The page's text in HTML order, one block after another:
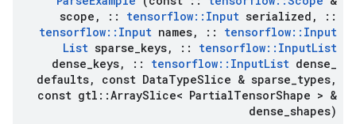
scope , :: tensorflow:: Input serialized ,
::
tensorflow:: Input names, :: tensorflow:: Input
List sparse keys, :: tensorflow:: InputList
dense keys, :: tensorflow:: InputList dense
defaults, const DataTypeSlice & sparse types,
const gtl ::ArraySlice< PartialTensorShape > &
dense shapes)